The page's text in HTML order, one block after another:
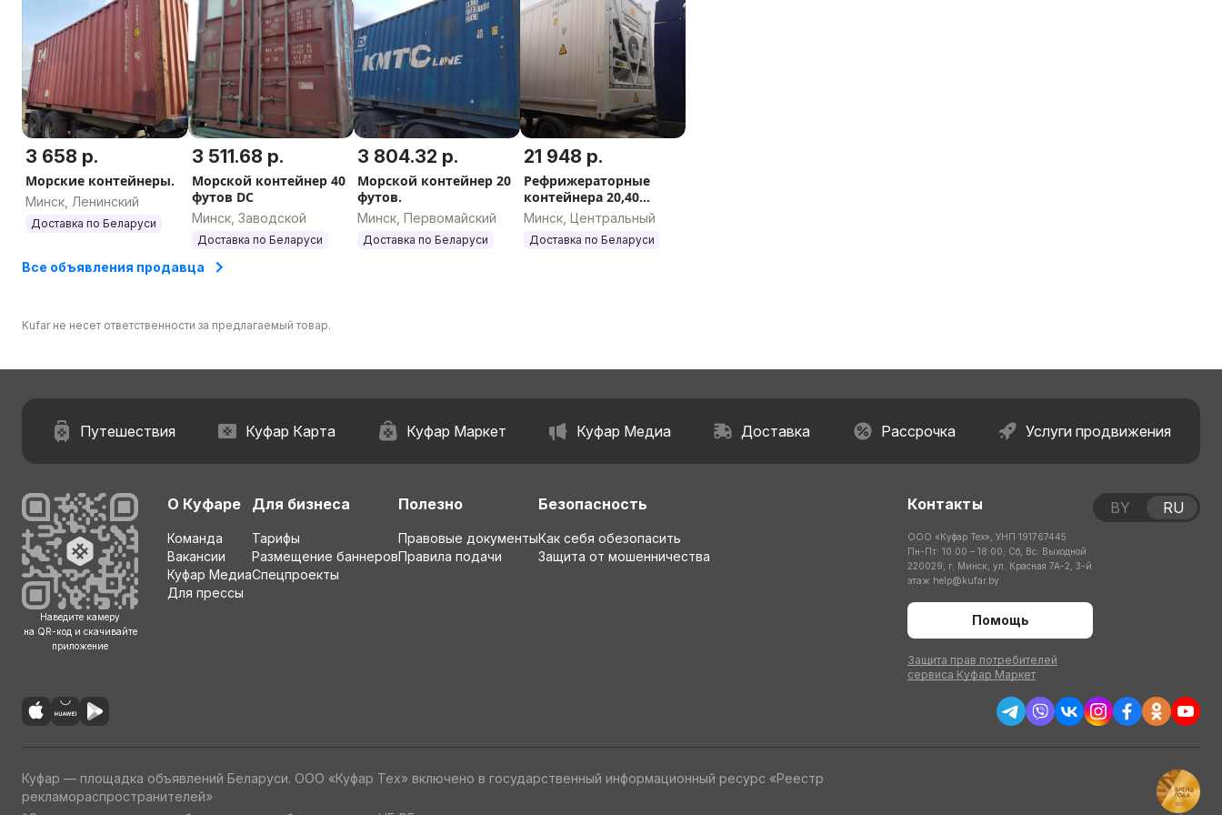
3 658 р.
Морские контейнеры.
Минск, Ленинский
Доставка по Беларуси
3 511.68 р.
Морской контейнер 40
футов DC
Минск, Заводской
Доставка по Беларуси
3 804.32 р.
Морской контейнер 20
футов.
Минск, Первомайский
Доставка по Беларуси
21 948 р.
Рефрижераторные
контейнера 20,40
футов
Минск, Центральный
Доставка по Беларуси
Все объявления продавца
Kufar не несет ответственности за предлагаемый товар.
Путешествия Куфар Карта Куфар Маркет Куфар Медиа Доставка Рассрочка Услуги продвижения
Наведите камеру
на QR-код и скачивайте
приложение
О Куфаре
Команда
Вакансии
Куфар Медиа
Для прессы
Для бизнеса
Тарифы
Размещение баннеров
Спецпроекты
Полезно
Правовые документы
Правила подачи
Безопасность
Как себя обезопасить
Защита от мошенничества
Контакты
ООО «Куфар Тех», УНП 191767445
Пн-Пт: 10:00 – 18:00; Сб, Вс: Выходной
220029, г. Минск, ул. Красная 7А-2, 3-й
этаж help@kufar.by
Помощь
Защита прав потребителей
сервиса Куфар Маркет
BY RU
Куфар — площадка объявлений Беларуси. ООО «Куфар Тех» включено в государственный информационный ресурс «Реестр
рекламораспространителей»